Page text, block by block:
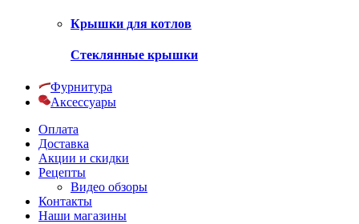
Крышки для котлов
Стеклянные крышки
Фурнитура
Аксессуары
Оплата
Доставка
Акции и скидки
Рецепты
Видео обзоры
Контакты
Наши магазины